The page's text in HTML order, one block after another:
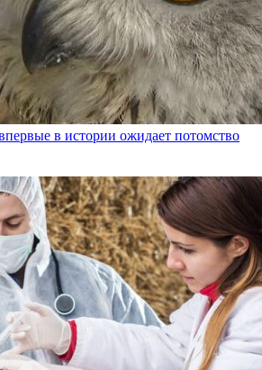
в истории ожидает потомство